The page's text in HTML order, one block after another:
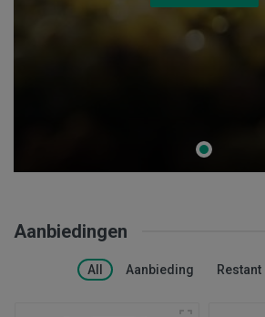
Aanbiedingen
All Aanbieding Restant